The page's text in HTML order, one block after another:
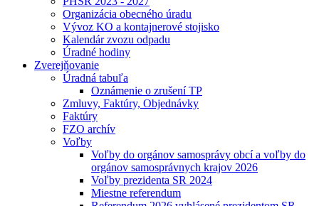
Organizácia obecného úradu
Vývoz KO a kontajnerové stojisko
Kalendár zvozu odpadu
Úradné hodiny
Zverejňovanie
Úradná tabuľa
Oznámenie o zrušení TP
Zmluvy, Faktúry, Objednávky
Faktúry
FZO archív
Voľby
Voľby do orgánov samosprávy obcí a voľby do
orgánov samosprávnych krajov 2026
Voľby prezidenta SR 2024
Miestne referendum